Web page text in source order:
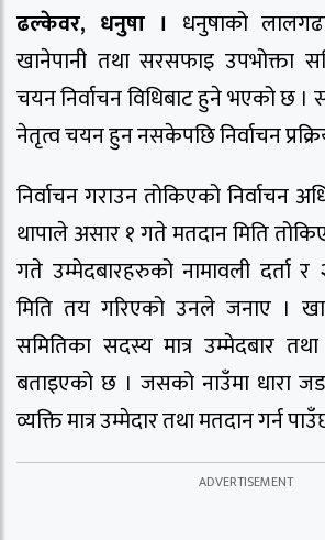
ढल्केवर, धनुषा । धनुषाको
खानेपानी तथा सरसफाइ उपभोक्ता
चयन निर्वाचन विधिबाट हुने भएको छ ।
नेतृत्व चयन हुन नसकेपछि निर्वाचन
निर्वाचन गराउन तोकिएको निर्वाचन
थापाले असार १ गते मतदान मिति
गते उम्मेदबारहरुको नामावली दर्ता र
मिति तय गरिएको उनले जनाए ।
समितिका सदस्य मात्र उम्मेदबार
बताइएको छ । जसको नाउँमा धारा
व्यक्ति मात्र उम्मेदार तथा मतदान गर्न